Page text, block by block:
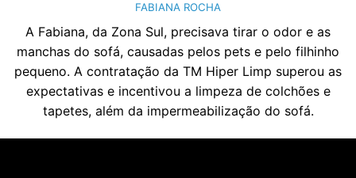
FABIANA ROCHA
A Fabiana, da Zona Sul, precisava tirar o odor e as
manchas do sofá, causadas pelos pets e pelo filhinho
pequeno. A contratação da TM Hiper Limp superou as
expectativas e incentivou a limpeza de colchões e
tapetes, além da impermeabilização do sofá.